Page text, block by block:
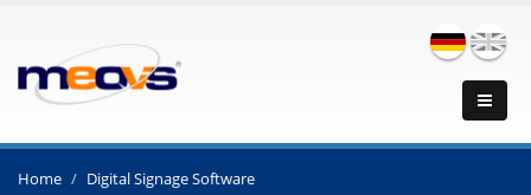
Home
Digital Signage Software